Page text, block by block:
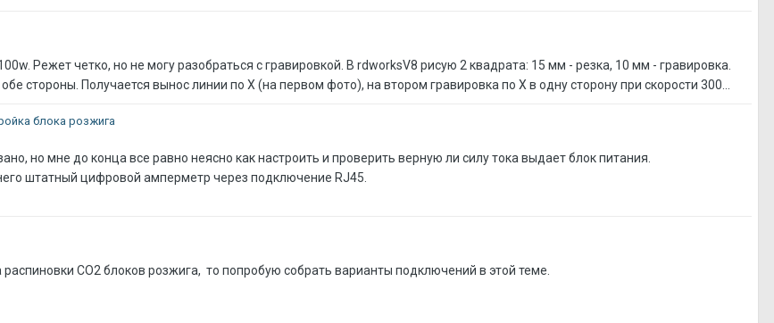
Режет четко, но не могу разобраться с гравировкой. В rdworksV8 рисую 2 квадрата: 15 мм - резка, 10 мм - гравировка.
стороны. Получается вынос линии по Х (на первом фото), на втором гравировка по Х в одну сторону при скорости 300...
блока розжига
но мне до конца все равно неясно как настроить и проверить верную ли силу тока выдает блок питания.
штатный цифровой амперметр через подключение RJ45.
CO2 блоков розжига, то попробую собрать варианты подключений в этой теме.